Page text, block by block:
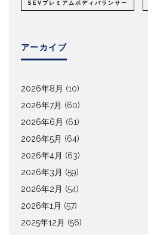
SEVプレミアムボディバランサー
アーカイブ
2026年8月 (10)
2026年7月 (60)
2026年6月 (61)
2026年5月 (64)
2026年4月 (63)
2026年3月 (59)
2026年2月 (54)
2026年1月 (57)
2025年12月 (56)